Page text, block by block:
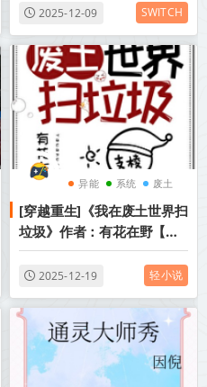
2025-12-09 SWITCH
异能 系统 废土
[穿越重生]《我在废土世界扫
垃圾》作者：有花在野【完
结】丨小说资源百度网盘免
费txt下载
2025-12-19 轻小说